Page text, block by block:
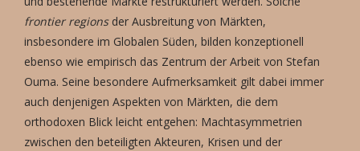
frontier regions der Ausbreitung von Märkten,
insbesondere im Globalen Süden, bilden konzeptionell
ebenso wie empirisch das Zentrum der Arbeit von Stefan
Ouma. Seine besondere Aufmerksamkeit gilt dabei immer
auch denjenigen Aspekten von Märkten, die dem
orthodoxen Blick leicht entgehen: Machtasymmetrien
zwischen den beteiligten Akteuren, Krisen und der